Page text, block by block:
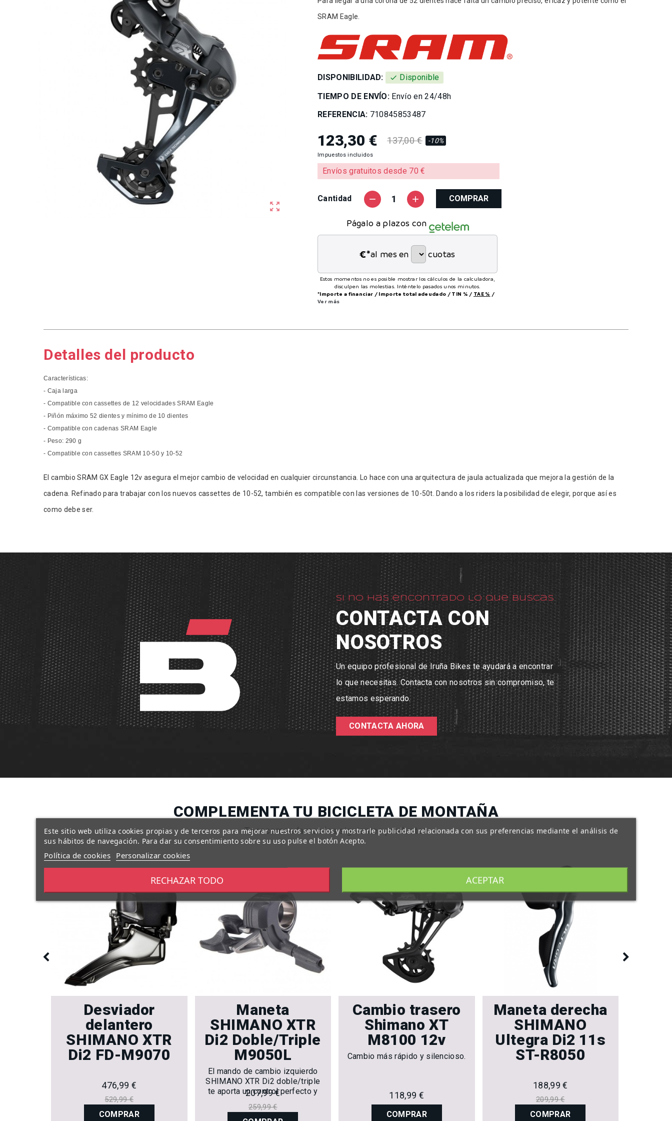
zoom_out_map
SRAM Eagle.
DISPONIBILIDAD: check Disponible
TIEMPO DE ENVÍO: Envío en 24/48h
REFERENCIA: 710845853487
123,30 € 137,00 € -10%
Impuestos incluidos
Envíos gratuitos desde 70 €
Cantidad remove add COMPRAR
Págalo a plazos con
€*al mes en cuotas
Estos momentos no es posible mostrar los cálculos de la calculadora,
disculpen las molestias. Inténtelo pasados unos minutos.
*Importe a financiar / Importe total adeudado / TIN % / TAE % /
Ver más
Detalles del producto
Características:
- Caja larga
- Compatible con cassettes de 12 velocidades SRAM Eagle
- Piñón máximo 52 dientes y mínimo de 10 dientes
- Compatible con cadenas SRAM Eagle
- Peso: 290 g
- Compatible con cassettes SRAM 10-50 y 10-52
El cambio SRAM GX Eagle 12v asegura el mejor cambio de velocidad en cualquier circunstancia. Lo hace con una arquitectura de jaula actualizada que mejora la gestión de la
cadena. Refinado para trabajar con los nuevos cassettes de 10-52, también es compatible con las versiones de 10-50t. Dando a los riders la posibilidad de elegir, porque así es
como debe ser.
Si no has encontrado lo que buscas
CONTACTA CON
NOSOTROS
Un equipo profesional de Iruña Bikes te ayudará a encontrar
lo que necesitas. Contacta con nosotros sin compromiso, te
estamos esperando.
CONTACTA AHORA
COMPLEMENTA TU BICICLETA DE MONTAÑA
Te recomendamos los siguientes productos
Desviador
delantero
SHIMANO XTR
Di2 FD-M9070
476,99 €
529,99 €
COMPRAR
Maneta
SHIMANO XTR
Di2 Doble/Triple
M9050L
El mando de cambio izquierdo
SHIMANO XTR Di2 doble/triple
te aporta un control perfecto y
207,99 €
259,99 €
Cambio trasero
Shimano XT
M8100 12v
Cambio más rápido y silencioso.
118,99 €
COMPRAR
Maneta derecha
SHIMANO
Ultegra Di2 11s
ST-R8050
188,99 €
209,99 €
COMPRAR
Este sitio web utiliza cookies propias y de terceros para mejorar nuestros servicios y mostrarle publicidad relacionada con sus preferencias mediante el análisis de
sus hábitos de navegación. Para dar su consentimiento sobre su uso pulse el botón Acepto.
Política de cookies Personalizar cookies
RECHAZAR TODO ACEPTAR